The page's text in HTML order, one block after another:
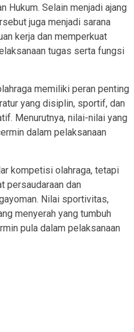
Hukum. Selain menjadi ajang
juga menjadi sarana
kerja dan memperkuat
tugas serta fungsi
memiliki peran penting
yang disiplin, sportif, dan
Menurutnya, nilai-nilai yang
dalam pelaksanaan
kompetisi olahraga, tetapi
persaudaraan dan
Nilai sportivitas,
menyerah yang tumbuh
pula dalam pelaksanaan